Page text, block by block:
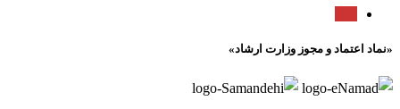
«نماد اعتماد و مجوز وزارت ارشاد»